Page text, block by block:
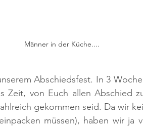
Männer in der Küche....
Abschiedsfest. In 3
Zeit, von Euch allen Abschied
gekommen seid. Da wir
müssen), haben wir ja